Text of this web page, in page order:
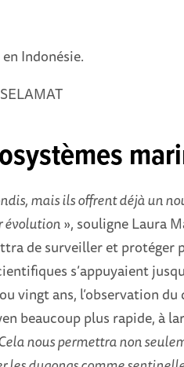
Indonésie.
mais ils offrent déjà un
évolution», souligne Laura
de surveiller et protéger
s’appuyaient
vingt ans, l’observation
beaucoup plus rapide, à
nous permettra non